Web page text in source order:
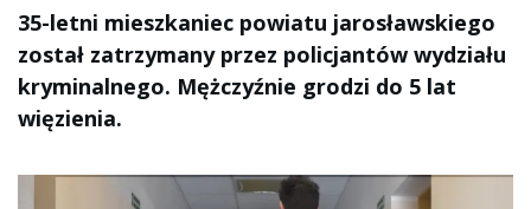
35-letni mieszkaniec powiatu jarosławskiego
został zatrzymany przez policjantów wydziału
kryminalnego. Mężczyźnie grodzi do 5 lat
więzienia.